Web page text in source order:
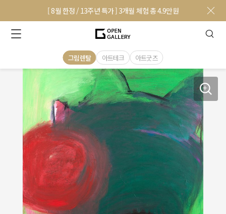
[ 8월 한정 / 13주년 특가 ] 3개월 체험 총 4.9만원
그림렌탈 아트테크 아트굿즈